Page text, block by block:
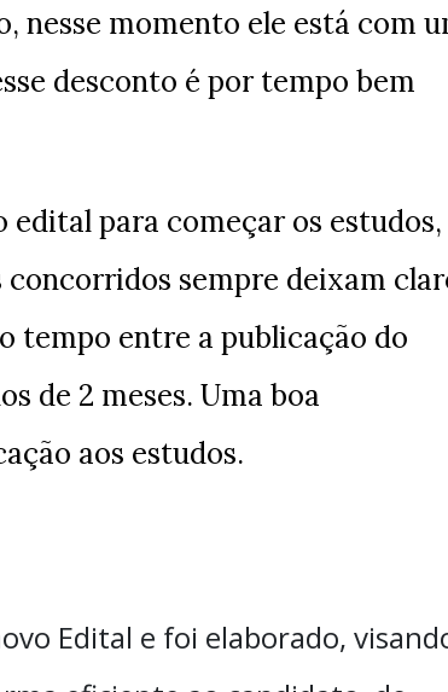
nesse momento ele está com
desconto é por tempo bem
para começar os estudos,
sempre deixam
tempo entre a publicação do
de 2 meses. Uma boa
aos estudos.
Edital e foi elaborado,